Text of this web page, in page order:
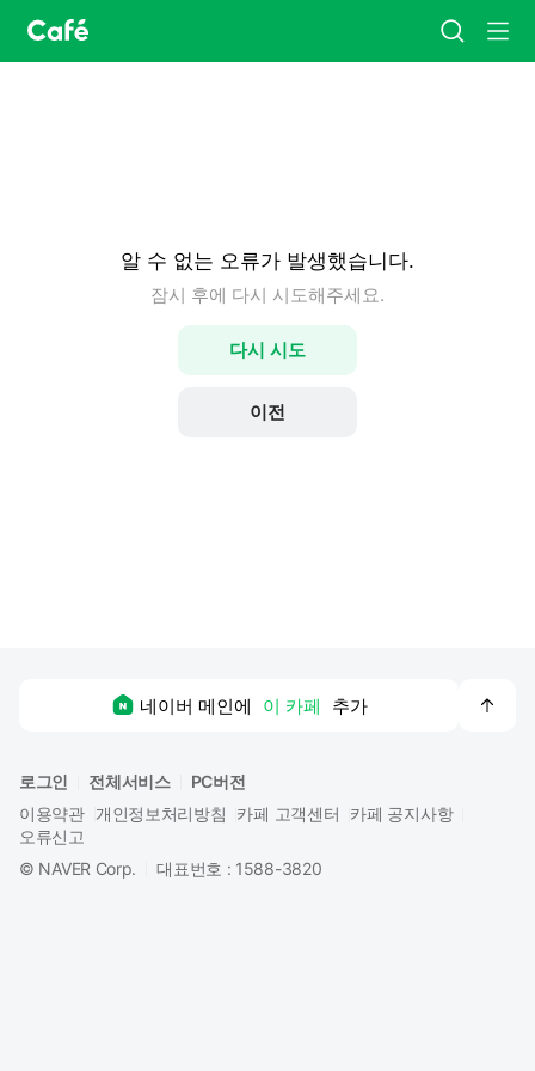
카
페
홈
검
색
메
뉴
알 수 없는 오류가 발생했습니다.
잠시 후에 다시 시도해주세요.
다시 시도
이전
네이버 메인에 이 카페 추가
로그인
전체서비스
PC버전
이용약관 개인정보처리방침 카페 고객센터
카페 공지사항
오류신고
© NAVER Corp. 대표번호 : 1588-3820